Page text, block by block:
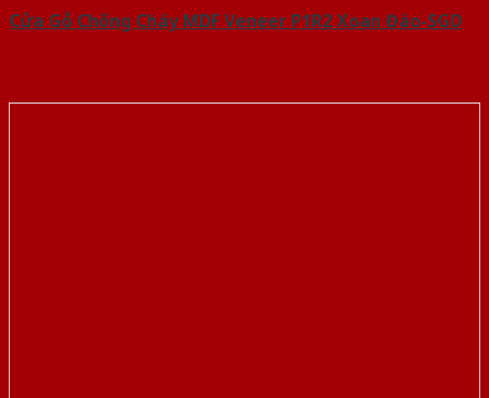
Cửa Gỗ Chống Cháy MDF Veneer P1R2 Xoan Đào-SGD